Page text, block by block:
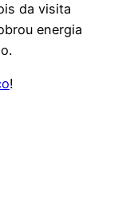
da visita
energia
!